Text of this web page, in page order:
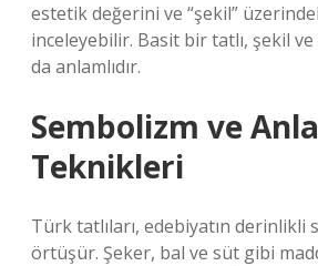
estetik değerini ve “şekil”
inceleyebilir. Basit bir tatlı, şekil ve
da anlamlıdır.
Sembolizm ve
Teknikleri
Türk tatlıları, edebiyatın derinlikli
örtüşür. Şeker, bal ve süt gibi